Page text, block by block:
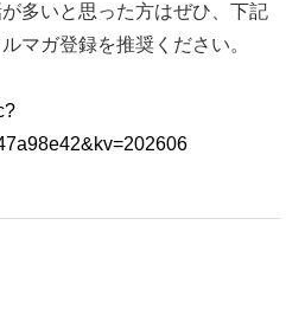
多いと思った方はぜひ、下記
マガ登録を推奨ください。